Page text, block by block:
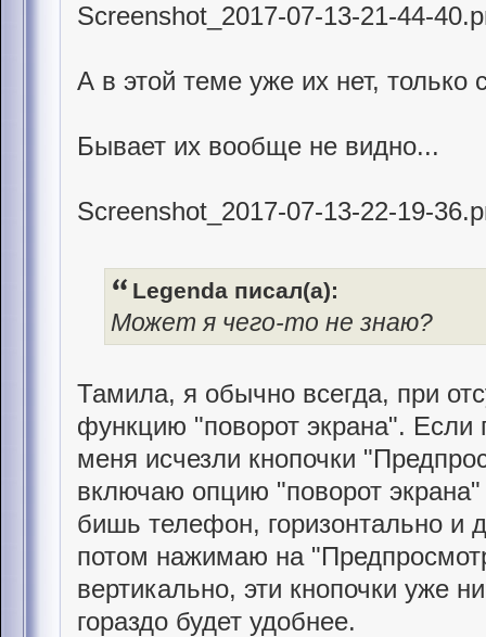
Screenshot_2017-07-13-21-44-
А в этой теме уже их нет, только
Бывает их вообще не видно...
Screenshot_2017-07-13-22-19-
Legenda писал(а):
Может я чего-то не знаю?
Тамила, я обычно всегда, при
функцию "поворот экрана". Если
меня исчезли кнопочки
включаю опцию "поворот
бишь телефон, горизонтально и
потом нажимаю на
вертикально, эти кнопочки уже
гораздо будет удобнее.